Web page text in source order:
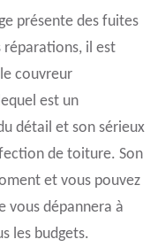
présente des fuites
réparations, il est
couvreur
est un
détail et son sérieux
de toiture. Son
et vous pouvez
vous dépannera à
les budgets.